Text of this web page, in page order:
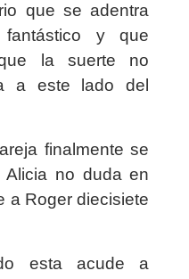
que se adentra
y que
la suerte no
a este lado del
finalmente se
Alicia no duda en
a Roger diecisiete
esta acude a